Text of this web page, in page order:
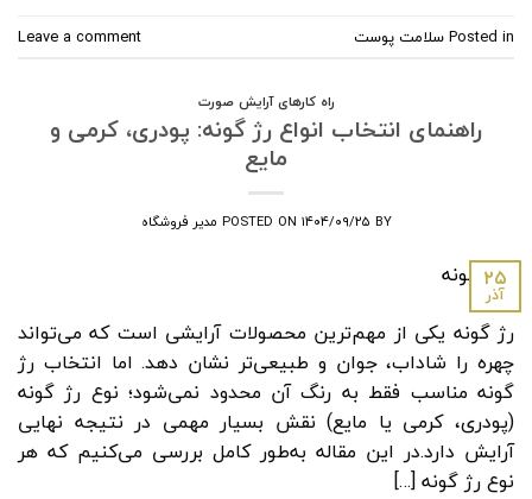
Posted inسلامت پوست Leave a comment
راه کارهای آرایش صورت
راهنمای انتخاب انواع رژ گونه: پودری، کرمی و
مایع
POSTED ON ۱۴۰۴/۰۹/۲۵ BY مدیر فروشگاه
۲۵
آذر
رژ گونه یکی از مهم‌ترین محصولات آرایشی است که می‌تواند
چهره را شاداب، جوان و طبیعی‌تر نشان دهد. اما انتخاب رژ
گونه مناسب فقط به رنگ آن محدود نمی‌شود؛ نوع رژ گونه
(پودری، کرمی یا مایع) نقش بسیار مهمی در نتیجه نهایی
آرایش دارد.در این مقاله به‌طور کامل بررسی می‌کنیم که هر
نوع رژ گونه […]